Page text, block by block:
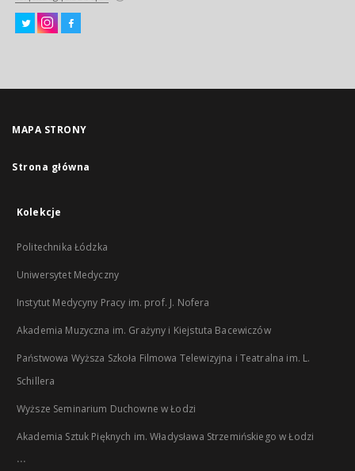
MAPA STRONY
Strona główna
Kolekcje
Politechnika Łódzka
Uniwersytet Medyczny
Instytut Medycyny Pracy im. prof. J. Nofera
Akademia Muzyczna im. Grażyny i Kiejstuta Bacewiczów
Państwowa Wyższa Szkoła Filmowa Telewizyjna i Teatralna im. L.
Schillera
Wyższe Seminarium Duchowne w Łodzi
Akademia Sztuk Pięknych im. Władysława Strzemińskiego w Łodzi
...